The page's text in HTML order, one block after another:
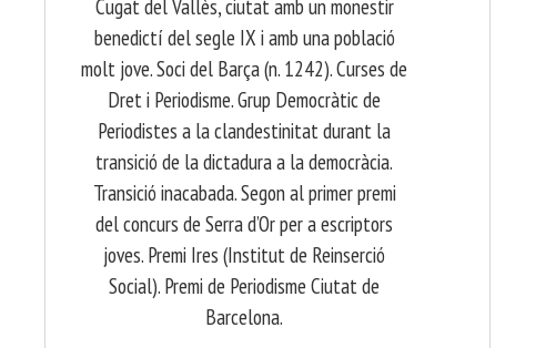
Cugat del Vallès, ciutat amb un monestir
benedictí del segle IX i amb una població
molt jove. Soci del Barça (n. 1242). Curses de
Dret i Periodisme. Grup Democràtic de
Periodistes a la clandestinitat durant la
transició de la dictadura a la democràcia.
Transició inacabada. Segon al primer premi
del concurs de Serra d’Or per a escriptors
joves. Premi Ires (Institut de Reinserció
Social). Premi de Periodisme Ciutat de
Barcelona.